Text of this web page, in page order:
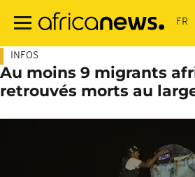
contenu
INFOS
Au moins 9 migrants
retrouvés morts au